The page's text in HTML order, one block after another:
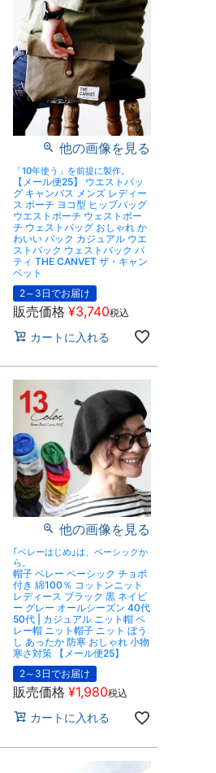
他の画像を見る
「10年使う」を前提に製作。
【メール便25】 ウエストバッ
グ キャンバス メンズ レディー
ス ポーチ ヨコ型 ヒップバッグ
ウエストポーチ ウェストポー
チ ウェストバッグ おしゃれ か
わいい バック カジュアル ウエ
ストバック ウェストバック パ
ティ THE CANVET ザ・キャン
ベット
2～3日でお届け
販売価格 ¥3,740税込
カートに入れる
他の画像を見る
｢ベレーはじめ｣は、ベーシックか
ら。
帽子 ベレー ベーシック チョボ
付き 綿100％ コットンニット
レディース ブラック 黒 ネイビ
ー グレー オールシーズン 40代
50代 | カジュアル ニット帽 ベ
レー帽 ニット帽子 ニット ぼう
し あったか 防寒 おしゃれ 小物
寒さ対策 【メール便25】
2～3日でお届け
販売価格 ¥1,980税込
カートに入れる